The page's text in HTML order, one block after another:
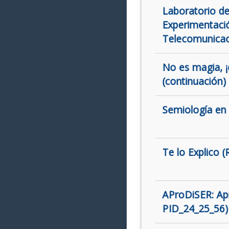
Laboratorio
No es magia,
(continuación)
Semiología en
Te lo Explico
AProDiSER:
PID_24_25_56)